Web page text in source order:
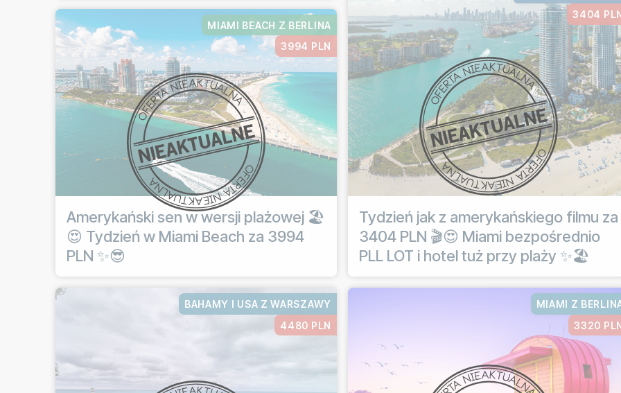
MIAMI BEACH Z BERLINA
3994 PLN
Amerykański sen w wersji plażowej 🏖️
😍 Tydzień w Miami Beach za 3994
PLN ✨😎
3404
Tydzień jak z amerykańskiego filmu za
3404 PLN 🎬😍 Miami bezpośrednio
PLL LOT i hotel tuż przy plaży ✨🏖️
BAHAMY I USA Z WARSZAWY
4480 PLN
MIAMI Z
3320